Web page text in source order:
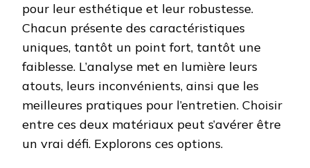
pour leur esthétique et leur robustesse.
Chacun présente des caractéristiques
uniques, tantôt un point fort, tantôt une
faiblesse. L’analyse met en lumière leurs
atouts, leurs inconvénients, ainsi que les
meilleures pratiques pour l’entretien. Choisir
entre ces deux matériaux peut s’avérer être
un vrai défi. Explorons ces options.